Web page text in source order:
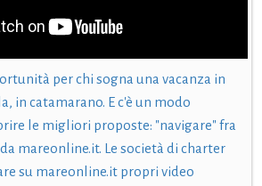
per chi sogna una vacanza in
in catamarano. E c'è un modo
le migliori proposte: "navigare" fra
mareonline.it. Le società di charter
su mareonline.it propri video